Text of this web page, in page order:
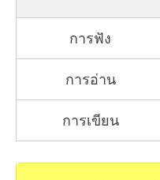
การฟัง
การอ่าน
การเขียน